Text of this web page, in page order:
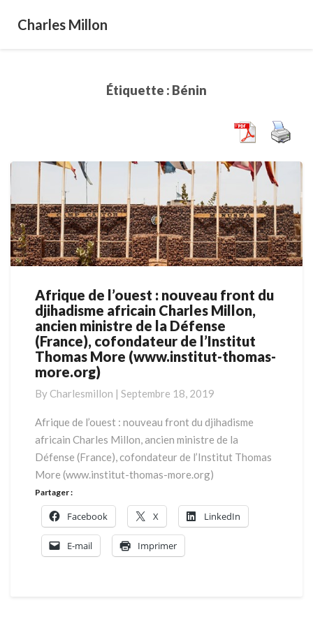
Charles Millon
Étiquette : Bénin
Afrique
de
l’ouest
:
nouveau
front
djihadisme
africain
Charles
Millon,
ancien
ministre
de
la
Défense
(France),
cofondateur
Afrique de l’ouest : nouveau front du
djihadisme africain Charles Millon,
ancien ministre de la Défense
(France), cofondateur de l’Institut
Thomas More (www.institut-thomas-
more.org)
By Charlesmillon | Septembre 18, 2019
Afrique de l’ouest : nouveau front du djihadisme
africain Charles Millon, ancien ministre de la
Défense (France), cofondateur de l’Institut Thomas
More (www.institut-thomas-more.org)
Partager :
Facebook X LinkedIn
E-mail Imprimer